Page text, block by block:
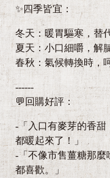
✨四季皆宜：
冬天：暖胃驅寒，替
夏天：小口細嚼，解
春秋：氣候轉換時，
------
💬回購好評：
-「入口有麥芽的香甜
都暖起來了！」
-「不像市售薑糖那
都喜歡。」